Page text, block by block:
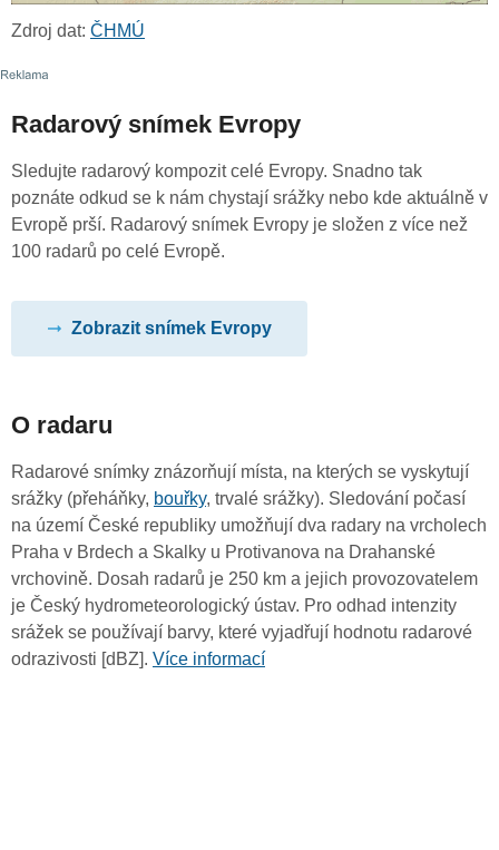
Zdroj dat: ČHMÚ
Radarový snímek Evropy
Sledujte radarový kompozit celé Evropy. Snadno tak
poznáte odkud se k nám chystají srážky nebo kde aktuálně v
Evropě prší. Radarový snímek Evropy je složen z více než
100 radarů po celé Evropě.
Zobrazit snímek Evropy
O radaru
Radarové snímky znázorňují místa, na kterých se vyskytují
srážky (přeháňky, bouřky, trvalé srážky). Sledování počasí
na území České republiky umožňují dva radary na vrcholech
Praha v Brdech a Skalky u Protivanova na Drahanské
vrchovině. Dosah radarů je 250 km a jejich provozovatelem
je Český hydrometeorologický ústav. Pro odhad intenzity
srážek se používají barvy, které vyjadřují hodnotu radarové
odrazivosti [dBZ]. Více informací